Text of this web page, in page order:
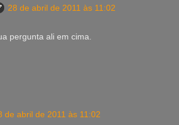
28 de abril de 2011 às 11:02
pergunta ali em cima.
de abril de 2011 às 11:02